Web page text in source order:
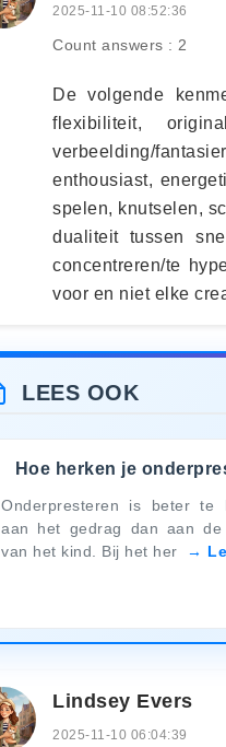
2025-11-10 08:52:36
Count answers : 2
De volgende
flexibiliteit,
verbeelding/
enthousiast,
spelen, knutselen,
dualiteit tussen
concentreren/te
voor en niet elke
LEES OOK
Hoe herken je
Onderpresteren is beter te
aan het gedrag dan aan de
van het kind. Bij het her
Lindsey Evers
2025-11-10 06:04:39